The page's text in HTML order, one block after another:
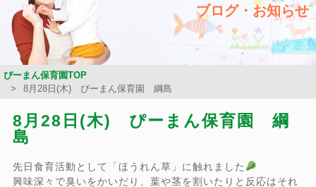
ブログ・お知らせ
ぴーまん保育園TOP
8月28日(木) ぴーまん保育園 綱島
8月28日(木) ぴーまん保育園 綱
島
先日食育活動として「ほうれん草」に触れました
興味深々で臭いをかいだり、葉や茎を割いたりと反応はそれ